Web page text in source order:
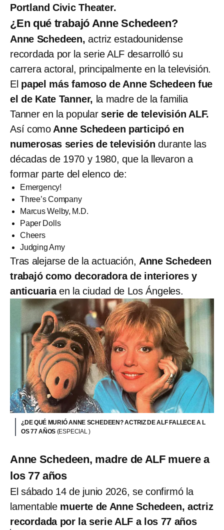
Portland Civic Theater.
¿En qué trabajó Anne Schedeen?
Anne Schedeen, actriz estadounidense
recordada por la serie ALF desarrolló su
carrera actoral, principalmente en la televisión.
El papel más famoso de Anne Schedeen fue
el de Kate Tanner, la madre de la familia
Tanner en la popular serie de televisión ALF.
Así como Anne Schedeen participó en
numerosas series de televisióndurante las
décadas de 1970 y 1980, que la llevaron a
formar parte del elenco de:
Emergency!
Three’s Company
Marcus Welby, M.D.
Paper Dolls
Cheers
Judging Amy
Tras alejarse de la actuación, Anne Schedeen
trabajó como decoradora de interiores y
anticuariaen la ciudad de Los Ángeles.
¿DE QUÉ MURIÓ ANNE SCHEDEEN? ACTRIZ DE ALF FALLECE A L
OS 77 AÑOS (ESPECIAL )
Anne Schedeen, madre de ALF muere a
los 77 años
El sábado 14 de junio 2026, se confirmó la
lamentable muerte de Anne Schedeen, actriz
recordada por la serie ALF a los 77 años